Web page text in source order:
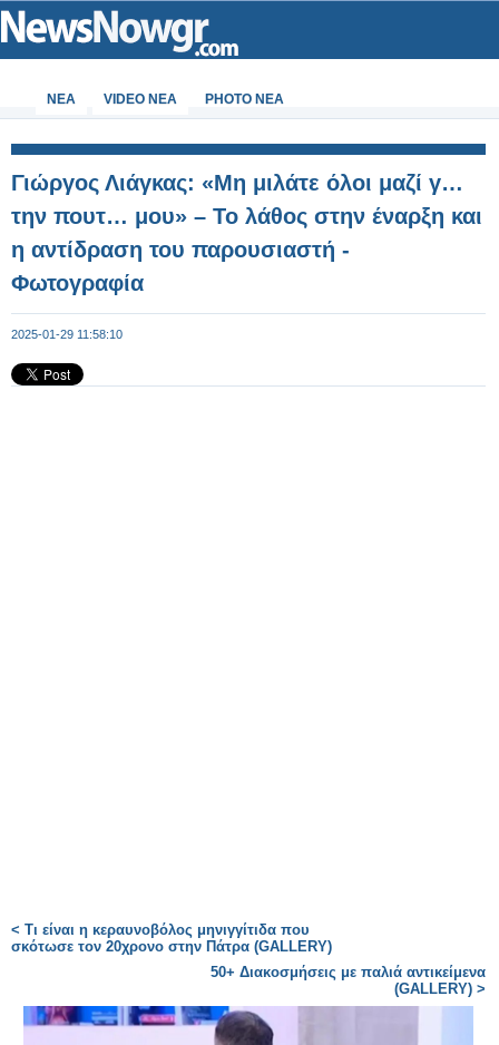
ΝΕΑ VIDEO NEA PHOTO NEA
Γιώργος Λιάγκας: «Μη μιλάτε όλοι μαζί γ…
την πουτ… μου» – Το λάθος στην έναρξη και
η αντίδραση του παρουσιαστή -
Φωτογραφία
2025-01-29 11:58:10
< Τι είναι η κεραυνοβόλος μηνιγγίτιδα που
σκότωσε τον 20χρονο στην Πάτρα (GALLERY)
50+ Διακοσμήσεις με παλιά αντικείμενα
(GALLERY) >